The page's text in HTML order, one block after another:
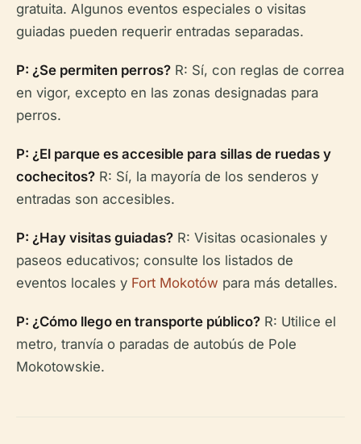
gratuita. Algunos eventos especiales o visitas
guiadas pueden requerir entradas separadas.
P: ¿Se permiten perros? R: Sí, con reglas de correa
en vigor, excepto en las zonas designadas para
perros.
P: ¿El parque es accesible para sillas de ruedas y
cochecitos? R: Sí, la mayoría de los senderos y
entradas son accesibles.
P: ¿Hay visitas guiadas? R: Visitas ocasionales y
paseos educativos; consulte los listados de
eventos locales y Fort Mokotów para más detalles.
P: ¿Cómo llego en transporte público? R: Utilice el
metro, tranvía o paradas de autobús de Pole
Mokotowskie.